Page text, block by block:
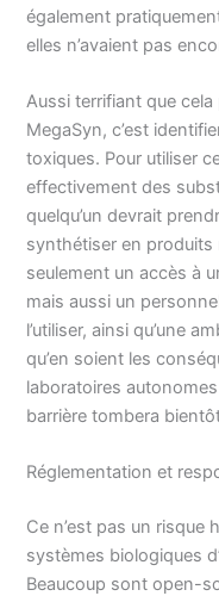
également
elles n’avaient pas
Aussi terrifiant que
MegaSyn, c’est
toxiques. Pour utiliser
effectivement des
quelqu’un devrait
synthétiser en produits
seulement un accès à
mais aussi un
l’utiliser, ainsi qu’une
qu’en soient les
laboratoires
barrière tombera
Réglementation et
Ce n’est pas un risque
systèmes biologiques
Beaucoup sont open-